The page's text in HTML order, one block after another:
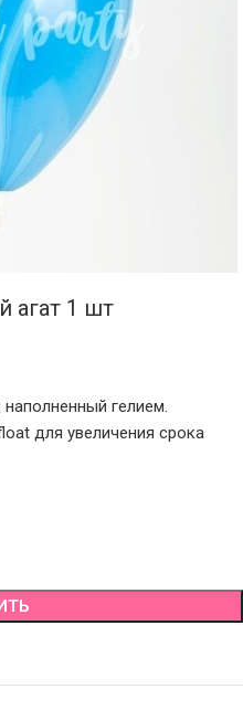
агат 1 шт
гелием.
для увеличения срока